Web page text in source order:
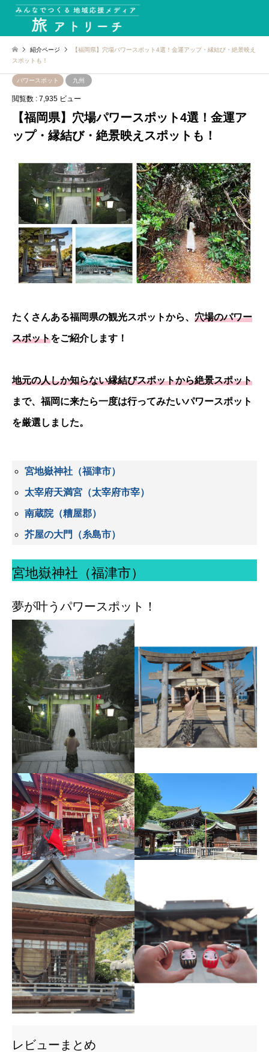
紹介ページ
【福岡県】穴場パワースポット4選！金運アップ・縁結び・絶景映え
スポットも！
パワースポット 九州
閲覧数 : 7,935 ビュー
【福岡県】穴場パワースポット4選！金運ア
ップ・縁結び・絶景映えスポットも！
たくさんある福岡県の観光スポットから、 穴場のパワー
スポットをご紹介します！
地元の人しか知らない縁結びスポットから絶景スポット
まで、福岡に来たら一度は行ってみたいパワースポット
を厳選しました。
宮地嶽神社（福津市）
太宰府天満宮（太宰府市宰）
南蔵院（糟屋郡）
芥屋の大門（糸島市）
宮地嶽神社（福津市）
夢が叶うパワースポット！
レビューまとめ